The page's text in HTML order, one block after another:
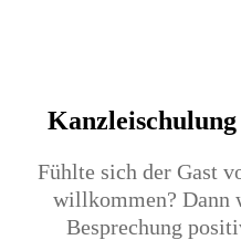
Fühlte sich der Gast
willkommen? Dann
Besprechung